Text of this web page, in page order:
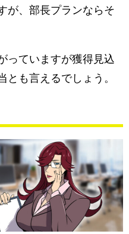
が、部長プランならそ
っていますが獲得見込
も言えるでしょう。